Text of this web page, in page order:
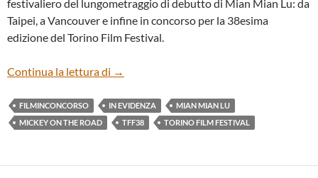
festivaliero del lungometraggio di debutto di Mian Mian Lu: da
Taipei, a Vancouver e infine in concorso per la 38esima
edizione del Torino Film Festival.
Continua la lettura di “MICKEY ON THE ROAD” DI MIAN
→
FILMINCONCORSO IN EVIDENZA
MIAN MIAN LU
MICKEY ON THE ROAD
TFF38 TORINO FILM FESTIVAL